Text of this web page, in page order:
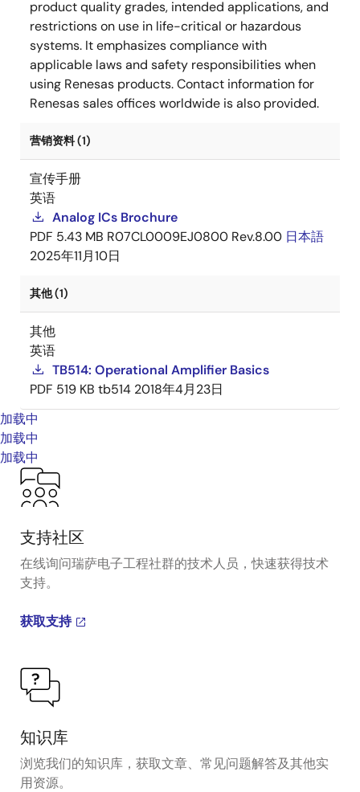
product quality grades, intended applications, and
restrictions on use in life-critical or hazardous
systems. It emphasizes compliance with
applicable laws and safety responsibilities when
using Renesas products. Contact information for
Renesas sales offices worldwide is also provided.
营销资料 (1)
宣传手册
英语
Analog ICs Brochure
PDF 5.43 MB R07CL0009EJ0800 Rev.8.00 日本語
2025年11月10日
其他 (1)
其他
英语
TB514: Operational Amplifier Basics
PDF 519 KB tb514 2018年4月23日
加载中
加载中
加载中
支持社区
在线询问瑞萨电子工程社群的技术人员，快速获得技术
支持。
获取支持
知识库
浏览我们的知识库，获取文章、常见问题解答及其他实
用资源。